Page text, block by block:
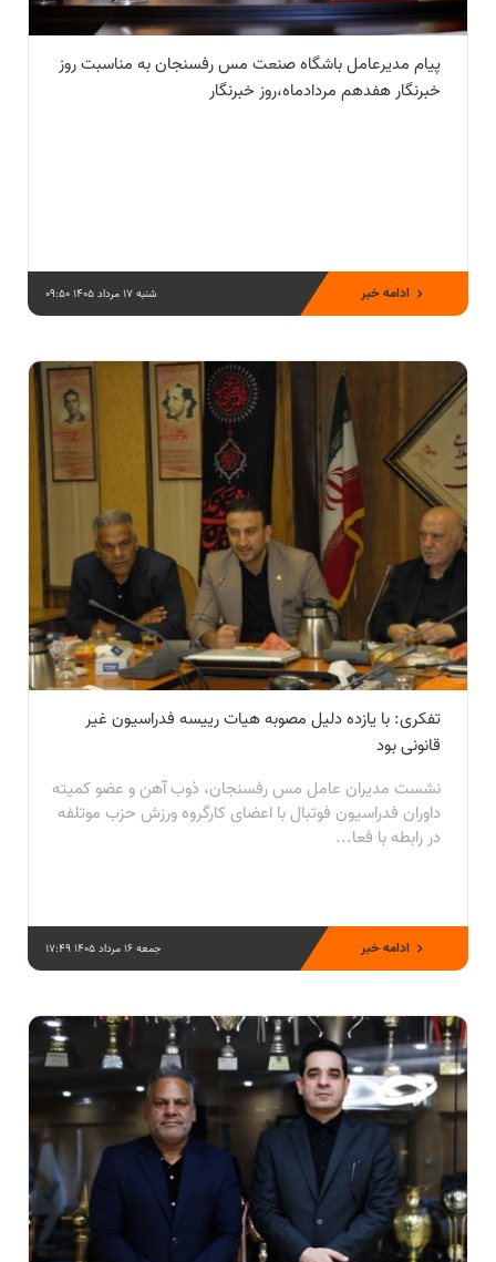
پیام مدیرعامل باشگاه صنعت مس رفسنجان به مناسبت روز
خبرنگار هفدهم مردادماه،روز خبرنگار
شنبه 17 مرداد 1405 09:50 ادامه خبر
تفکری: با یازده دلیل مصوبه هیات رییسه فدراسیون غیر
قانونی بود
نشست مدیران عامل مس رفسنجان، ذوب آهن و عضو کمیته
داوران فدراسیون فوتبال با اعضای کارگروه ورزش حزب موتلفه
در رابطه با فعا...
جمعه 16 مرداد 1405 17:49 ادامه خبر